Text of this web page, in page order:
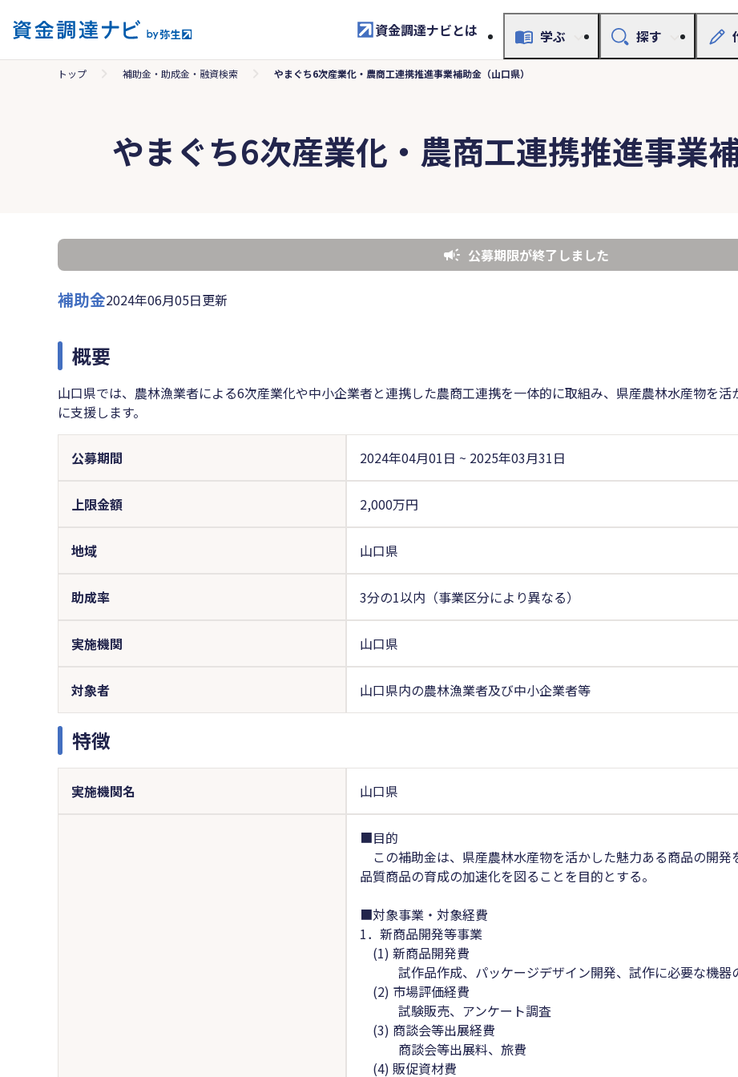
資金調達ナビとは 学ぶ 探す
トップ 補助金・助成金・融資検索 やまぐち6次産業化・農商工連携推進事業補助金（山口県）
やまぐち6次産業化・農商工連携推進事業
公募期限が終了しました
補助金2024年06月05日更新
概要
山口県では、農林漁業者による6次産業化や中小企業者と連携した農商工連携を一体的に取組み、県産農林水産物を
に支援します。
公募期間 2024年04月01日 ~ 2025年03月31日
上限金額 2,000万円
地域 山口県
助成率 3分の1以内（事業区分により異なる）
実施機関 山口県
対象者 山口県内の農林漁業者及び中小企業者等
特徴
実施機関名 山口県
■目的
この補助金は、県産農林水産物を活かした魅力ある商品の開
品質商品の育成の加速化を図ることを目的とする。
■対象事業・対象経費
1．新商品開発等事業
(1) 新商品開発費
試作品作成、パッケージデザイン開発、試作に必要な機器
(2) 市場評価経費
試験販売、アンケート調査
(3) 商談会等出展経費
商談会等出展料、旅費
(4) 販促資材費